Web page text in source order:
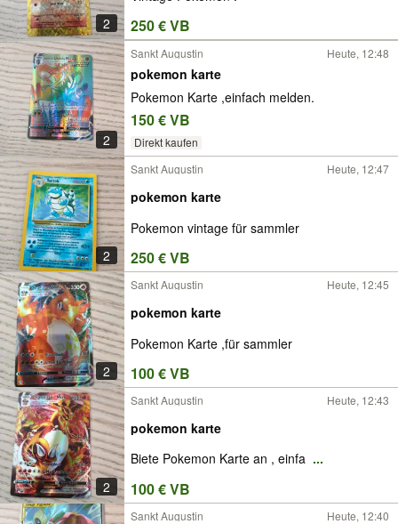
2 250 € VB
2
Sankt Augustin Heute, 12:48
pokemon karte
Pokemon Karte ,einfach melden.
150 € VB
Direkt kaufen
2
Sankt Augustin Heute, 12:47
pokemon karte
Pokemon vintage für sammler
250 € VB
2
Sankt Augustin Heute, 12:45
pokemon karte
Pokemon Karte ,für sammler
100 € VB
2
Sankt Augustin Heute, 12:43
pokemon karte
Biete Pokemon Karte an , einfa ...
100 € VB
Sankt Augustin Heute, 12:40